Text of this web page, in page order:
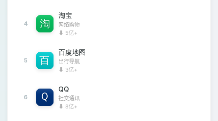
4
淘宝
网络购物
⬇ 5亿+
5
百度地图
出行导航
⬇ 3亿+
6
QQ
社交通讯
⬇ 8亿+